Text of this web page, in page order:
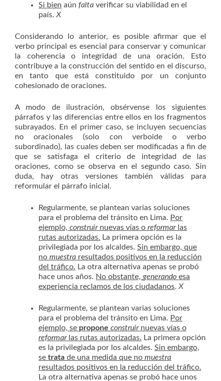
Si bien aún falta verificar su viabilidad en el
país. X
Considerando lo anterior, es posible afirmar que el
verbo principal es esencial para conservar y comunicar
la coherencia o integridad de una oración. Esto
contribuye a la construcción del sentido en el discurso,
en tanto que está constituido por un conjunto
cohesionado de oraciones.
A modo de ilustración, obsérvense los siguientes
párrafos y las diferencias entre ellos en los fragmentos
subrayados. En el primer caso, se incluyen secuencias
no oracionales (solo con verboide o verbo
subordinado), las cuales deben ser modificadas a fin de
que se satisfaga el criterio de integridad de las
oraciones, como se observa en el segundo caso. Sin
duda, hay otras versiones también válidas para
reformular el párrafo inicial.
Regularmente, se plantean varias soluciones
para el problema del tránsito en Lima. Por
ejemplo, construirnuevas vías o reformarlas
rutas autorizadas. La primera opción es la
privilegiada por los alcaldes. Sin embargo, que
no muestra resultados positivos en la reducción
del tráfico. La otra alternativa apenas se probó
hace unos años. No obstante, generando esa
experiencia reclamos de los ciudadanos. X
Regularmente, se plantean varias soluciones
para el problema del tránsito en Lima. Por
ejemplo, se propone construirnuevas vías o
reformarlas rutas autorizadas. La primera opción
es la privilegiada por los alcaldes. Sin embargo,
se trata de una medida que no muestra
resultados positivos en la reducción del tráfico.
La otra alternativa apenas se probó hace unos